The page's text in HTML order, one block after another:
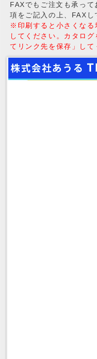
FAXでもご注文も承っ
項をご記入の上、FAX
※印刷すると小さくなる
してください。カタロ
てリンク先を保存」して